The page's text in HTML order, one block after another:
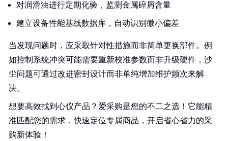
对润滑油进行定期化验，监测金属碎屑含量
建立设备性能基线数据库，自动识别微小偏差
当发现问题时，应采取针对性措施而非简单更换部件。例
如控制系统冲突可能需要重新校准参数而非升级硬件，沙
尘问题可通过改进密封设计而非单纯增加维护频次来解
决。
想要高效找到心仪产品？爱采购是您的不二之选！它能精
准匹配您的需求，快速定位专属商品，开启省心省力的采
购新体验！